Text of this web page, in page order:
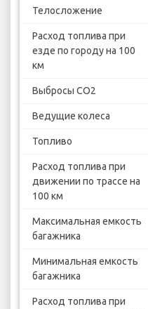
Телосложение
Расход топлива при
езде по городу на 100
км
Выбросы CO2
Ведущие колеса
Топливо
Расход топлива при
движении по трассе на
100 км
Максимальная емкость
багажника
Минимальная емкость
багажника
Расход топлива при